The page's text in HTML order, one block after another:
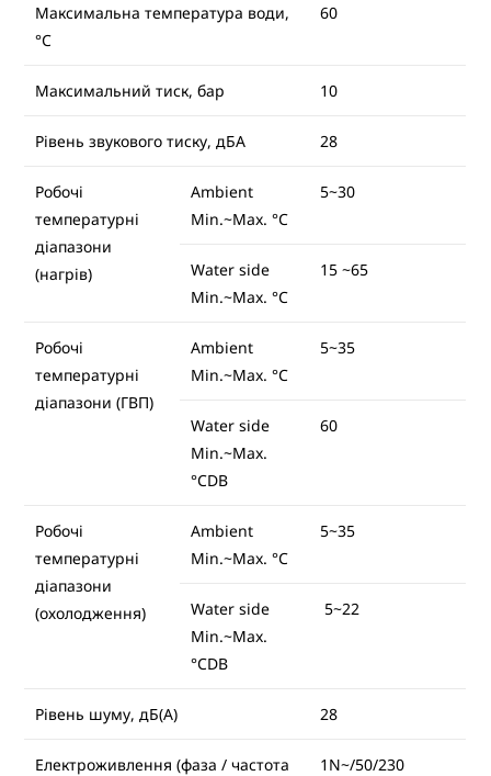
Максимальна температура води,
°C
60
Максимальний тиск, бар 10
Рівень звукового тиску, дБА 28
Робочі
температурні
діапазони
(нагрів)
Ambient
Min.~Max. °C
5~30
Water side
Min.~Max. °C
15 ~65
Робочі
температурні
діапазони (ГВП)
Ambient
Min.~Max. °C
5~35
Water side
Min.~Max.
°CDB
60
Робочі
температурні
діапазони
(охолодження)
Ambient
Min.~Max. °C
5~35
Water side
Min.~Max.
°CDB
5~22
Рівень шуму, дБ(А) 28
Електроживлення (фаза / частота
1N~/50/230